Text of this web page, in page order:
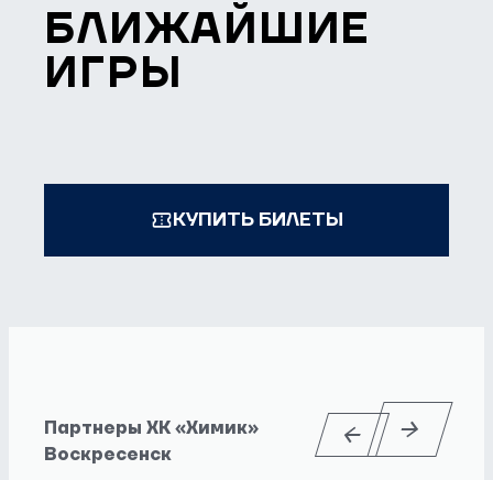
БЛИЖАЙШИЕ
ИГРЫ
КУПИТЬ БИЛЕТЫ
Партнеры ХК «Химик»
Воскресенск